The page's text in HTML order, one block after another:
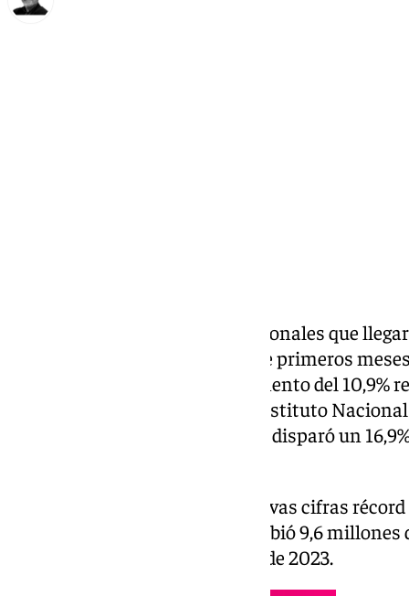
El número de turistas internacionales que
más alta de la serie en los nueve primeros
millones, lo que supone un aumento del 10,9%
año anterior, según datos del Instituto
que el gasto de estos turistas se disparó un
El verano ha traído consigo nuevas cifras
mes de septiembre, España recibió 9,6 millones
9,1% más que en el mismo mes de 2023.